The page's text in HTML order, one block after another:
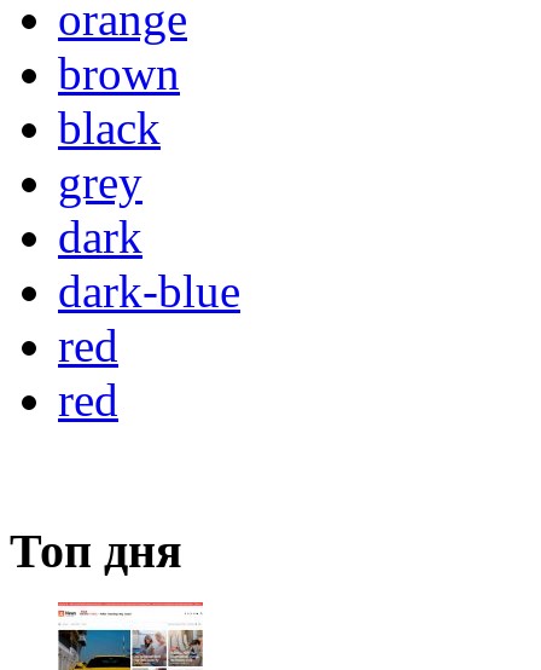
orange
brown
black
grey
dark
dark-blue
red
red
Топ дня